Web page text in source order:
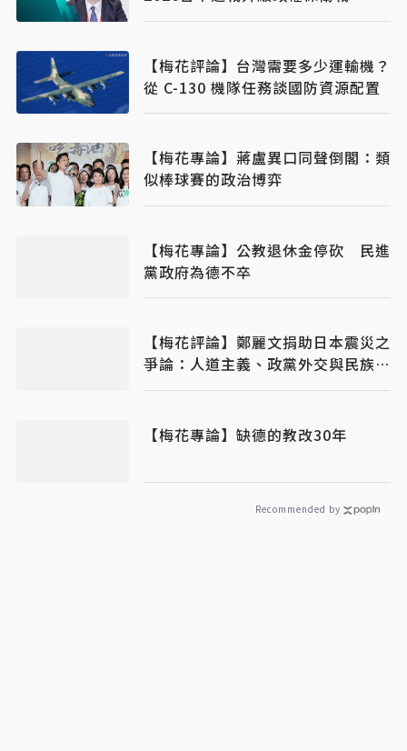
【梅花評論】台灣需要多少運輸機？
從 C-130 機隊任務談國防資源配置
【梅花專論】蔣盧異口同聲倒閣：類
似棒球賽的政治博弈
【梅花專論】公教退休金停砍 民進
黨政府為德不卒
【梅花評論】鄭麗文捐助日本震災之
爭論：人道主義、政黨外交與民族主
義之平衡
【梅花專論】缺德的教改30年
Recommended by